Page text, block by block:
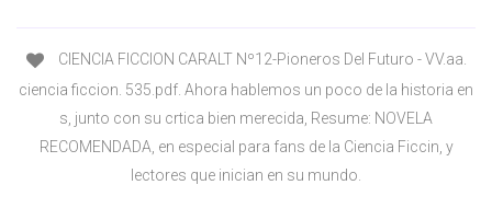
CIENCIA FICCION CARALT Nº12-Pioneros Del Futuro - VV.aa.
ciencia ficcion. 535.pdf. Ahora hablemos un poco de la historia en
s, junto con su crtica bien merecida, Resume: NOVELA
RECOMENDADA, en especial para fans de la Ciencia Ficcin, y
lectores que inician en su mundo.